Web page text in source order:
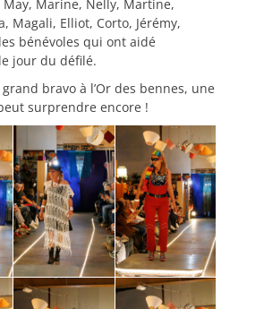
May, Marine, Nelly, Martine,
Magali, Elliot, Corto, Jérémy,
bénévoles qui ont aidé
jour du défilé.
bravo à l’Or des bennes, une
surprendre encore !